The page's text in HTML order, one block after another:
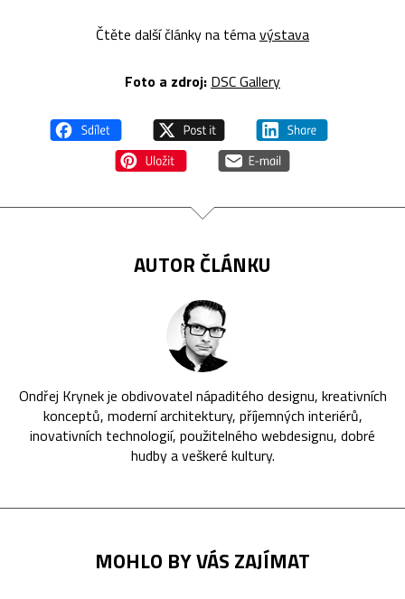
Čtěte další články na témavýstava
Foto a zdroj: DSC Gallery
AUTOR ČLÁNKU
Ondřej Krynek je obdivovatel nápaditého designu, kreativních
konceptů, moderní architektury, příjemných interiérů,
inovativních technologií, použitelného webdesignu, dobré
hudby a veškeré kultury.
MOHLO BY VÁS ZAJÍMAT